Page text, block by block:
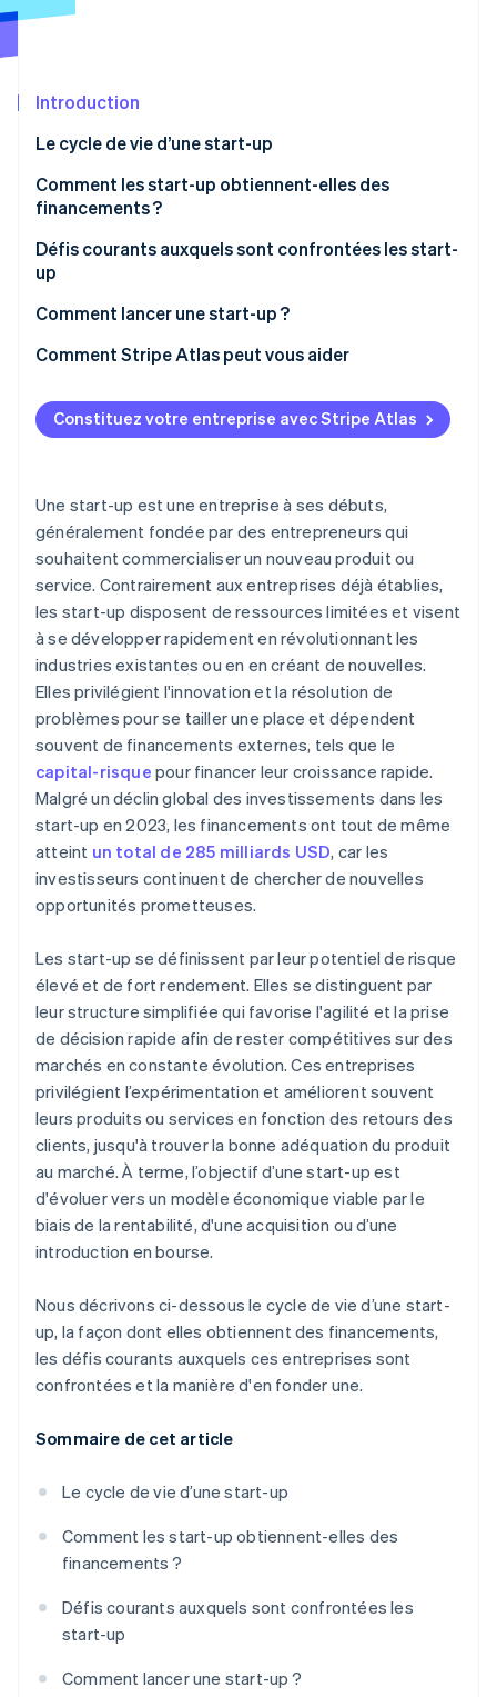
Découvrez les prochaines évolutions
Atlas
Climate
Élimination du carbone
Identity
Stripe Sessions 2026
Regarder la vidéo
Partenaires
Introduction
Le cycle de vie d’une start-up
Comment les start-up obtiennent-elles des
financements ?
Défis courants auxquels sont confrontées les start-
up
Comment lancer une start-up ?
Affinez et validez votre idée
Élaborez un plan d’affaires
Créez la bonne structure juridique
Constituez votre équipe
Créez et testez votre produit ou service
Déployez des efforts en matière de marketing et de
relations publiques
Privilégiez les ventes et l’acquisition de clients
Mettez en place des systèmes et des processus
opérationnels
Mesurez les performances, adaptez votre activité
et faites évoluer votre entreprise
Comment Stripe Atlas peut vous aider
S’inscrire sur Atlas
Accepter des paiements et effectuer des
Achat dématérialisé des actions du fondateur
Déclaration fiscale automatique au titre de
l’article 83(b)
Documents juridiques d’entreprise de classe
mondiale
Une année gratuite de Stripe Payments, plus de
50 000 $ en crédits et remises partenaires
Constituez votre entreprise avec Stripe Atlas
Une start-up est une entreprise à ses débuts,
généralement fondée par des entrepreneurs qui
souhaitent commercialiser un nouveau produit ou
service. Contrairement aux entreprises déjà établies,
les start-up disposent de ressources limitées et visent
à se développer rapidement en révolutionnant les
industries existantes ou en en créant de nouvelles.
Elles privilégient l'innovation et la résolution de
problèmes pour se tailler une place et dépendent
souvent de financements externes, tels que le
capital-risque pour financer leur croissance rapide.
Malgré un déclin global des investissements dans les
start-up en 2023, les financements ont tout de même
atteint un total de 285 milliards USD, car les
investisseurs continuent de chercher de nouvelles
opportunités prometteuses.
Les start-up se définissent par leur potentiel de risque
élevé et de fort rendement. Elles se distinguent par
leur structure simplifiée qui favorise l'agilité et la prise
de décision rapide afin de rester compétitives sur des
marchés en constante évolution. Ces entreprises
privilégient l’expérimentation et améliorent souvent
leurs produits ou services en fonction des retours des
clients, jusqu'à trouver la bonne adéquation du produit
au marché. À terme, l’objectif d’une start-up est
d'évoluer vers un modèle économique viable par le
biais de la rentabilité, d'une acquisition ou d’une
introduction en bourse.
Nous décrivons ci-dessous le cycle de vie d’une start-
up, la façon dont elles obtiennent des financements,
les défis courants auxquels ces entreprises sont
confrontées et la manière d'en fonder une.
Sommaire de cet article
Le cycle de vie d’une start-up
Comment les start-up obtiennent-elles des
financements ?
Défis courants auxquels sont confrontées les
start-up
Comment lancer une start-up ?